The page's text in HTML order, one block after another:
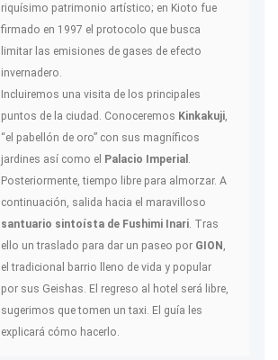
riquísimo patrimonio artístico; en Kioto fue
firmado en 1997 el protocolo que busca
limitar las emisiones de gases de efecto
invernadero.
Incluiremos una visita de los principales
puntos de la ciudad. Conoceremos Kinkakuji
“el pabellón de oro” con sus magníficos
jardines así como el Palacio Imperial
Posteriormente, tiempo libre para almorzar. A
continuación, salida hacia el maravilloso
santuario sintoísta de Fushimi Inari . Tras
ello un traslado para dar un paseo por GION
el tradicional barrio lleno de vida y popular
por sus Geishas. El regreso al hotel será libre,
sugerimos que tomen un taxi. El guía les
explicará cómo hacerlo.